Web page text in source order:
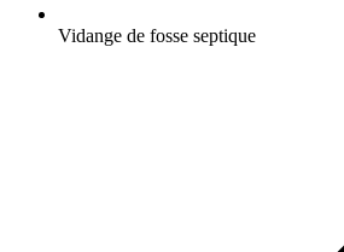
Vidange de fosse septique